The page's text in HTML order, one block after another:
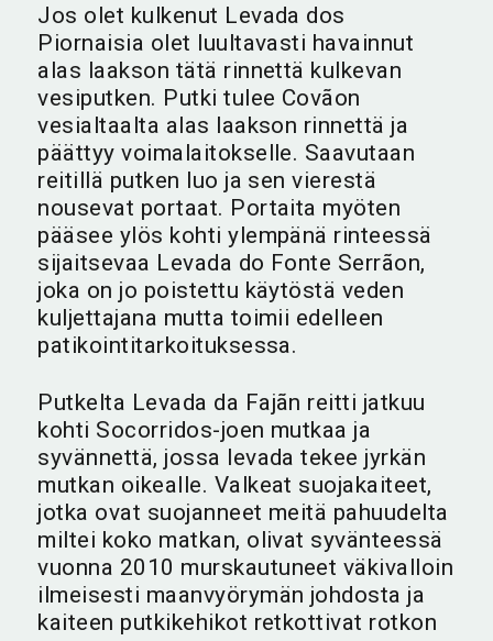
Jos olet kulkenut Levada dos
Piornaisia olet luultavasti havainnut
alas laakson tätä rinnettä kulkevan
vesiputken. Putki tulee Covãon
vesialtaalta alas laakson rinnettä ja
päättyy voimalaitokselle. Saavutaan
reitillä putken luo ja sen vierestä
nousevat portaat. Portaita myöten
pääsee ylös kohti ylempänä rinteessä
sijaitsevaa Levada do Fonte Serrãon,
joka on jo poistettu käytöstä veden
kuljettajana mutta toimii edelleen
patikointitarkoituksessa.
Putkelta Levada da Fajãn reitti jatkuu
kohti Socorridos-joen mutkaa ja
syvännettä, jossa levada tekee jyrkän
mutkan oikealle. Valkeat suojakaiteet,
jotka ovat suojanneet meitä pahuudelta
miltei koko matkan, olivat syvänteessä
vuonna 2010 murskautuneet väkivalloin
ilmeisesti maanvyörymän johdosta ja
kaiteen putkikehikot retkottivat rotkon